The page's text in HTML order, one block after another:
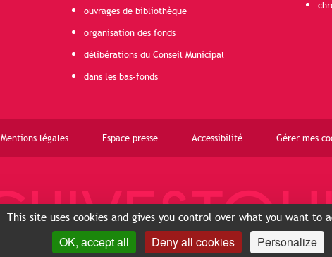
ouvrages de bibliothèque
organisation des fonds
délibérations du Conseil Municipal
dans les bas-fonds
Mentions légales Espace presse Accessibilité Gérer mes
This site uses cookies and gives you control over what you want to
OK, accept all Deny all cookies Personalize